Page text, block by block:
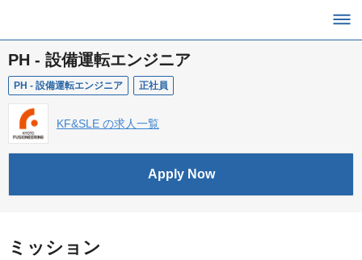
PH - 設備運転エンジニア
PH - 設備運転エンジニア 正社員
KF&SLE の求人一覧
Apply Now
ミッション